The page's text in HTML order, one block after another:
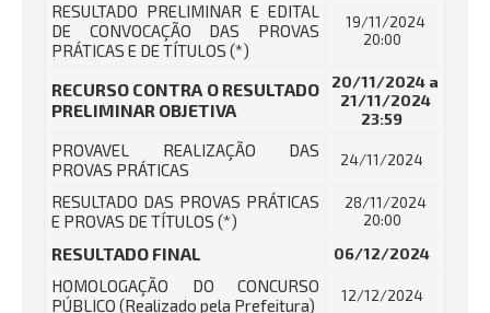
RESULTADO PRELIMINAR E EDITAL
DE CONVOCAÇÃO DAS PROVAS
PRÁTICAS E DE TÍTULOS (*)
19/11/2024
20:00
RECURSO CONTRA O RESULTADO
PRELIMINAR OBJETIVA
20/11/2024 a
21/11/2024
23:59
PROVAVEL REALIZAÇÃO DAS
PROVAS PRÁTICAS
24/11/2024
RESULTADO DAS PROVAS PRÁTICAS
E PROVAS DE TÍTULOS (*)
28/11/2024
20:00
RESULTADO FINAL 06/12/2024
HOMOLOGAÇÃO DO CONCURSO
PÚBLICO (Realizado pela Prefeitura)
12/12/2024